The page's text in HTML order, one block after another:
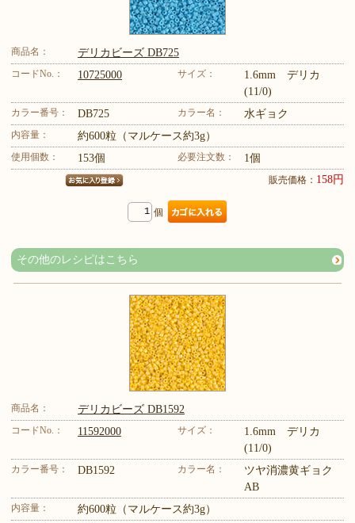
商品名： デリカビーズ DB725
コードNo.： 10725000 サイズ：
1.6mm デリカ
(11/0)
カラー番号： DB725 カラー名： 水ギョク
内容量： 約600粒（マルケース約3g）
使用個数： 153個 必要注文数： 1個
販売価格： 158円
個
その他のレシピはこちら
商品名： デリカビーズ DB1592
コードNo.： 11592000 サイズ：
1.6mm デリカ
(11/0)
カラー番号： DB1592 カラー名：
ツヤ消濃黄ギョク
AB
内容量： 約600粒（マルケース約3g）